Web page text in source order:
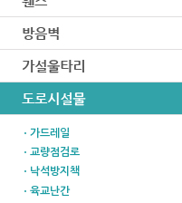
ㆍ가드레일
ㆍ교량점검로
ㆍ낙석방지책
ㆍ육교난간